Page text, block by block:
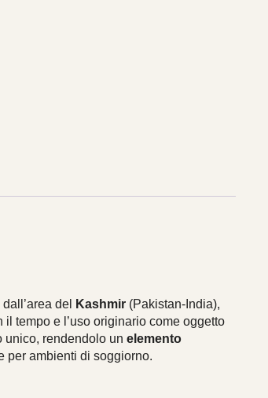
del Kashmir (Pakistan-India),
tempo e l’uso originario come oggetto
unico, rendendolo unelemento
per ambienti di soggiorno.